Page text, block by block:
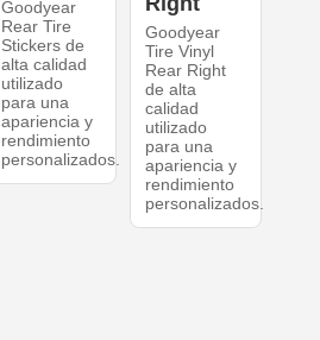
Goodyear
Rear Tire
Stickers de
alta calidad
utilizado
para una
apariencia y
rendimiento
personalizados.
Goodyear
Tire Vinyl
Rear Right
de alta
calidad
utilizado
para una
apariencia y
rendimiento
personalizados.